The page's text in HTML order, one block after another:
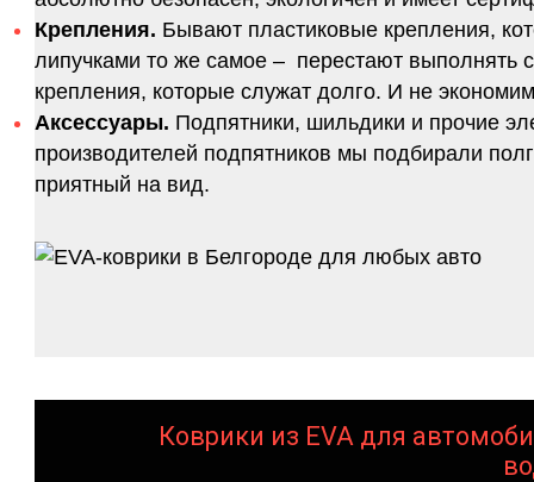
Крепления. Бывают пластиковые крепления,
липучками то же самое – перестают
крепления, которые служат долго. И не
Аксессуары. Подпятники, шильдики и прочие
производителей подпятников мы подбирали
приятный на вид.
Коврики из EVA для